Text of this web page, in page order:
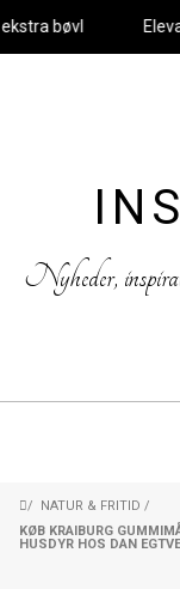
bøvl
Nyheder,
/ NATUR & FRITID /
KØB KRAIBURG
HUSDYR HOS DAN